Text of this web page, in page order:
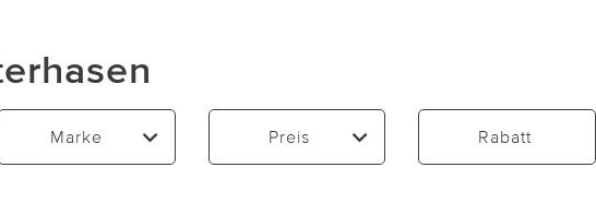
Marke Preis Rabatt